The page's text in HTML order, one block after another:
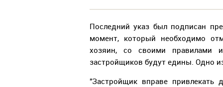
Последний указ был подписан
момент, который необходимо
хозяин, со своими правилами
застройщиков будут едины. Одно
"Застройщик вправе привлекать